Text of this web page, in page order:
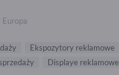
Europa
Ekspozytory reklamowe
Displaye reklamowe